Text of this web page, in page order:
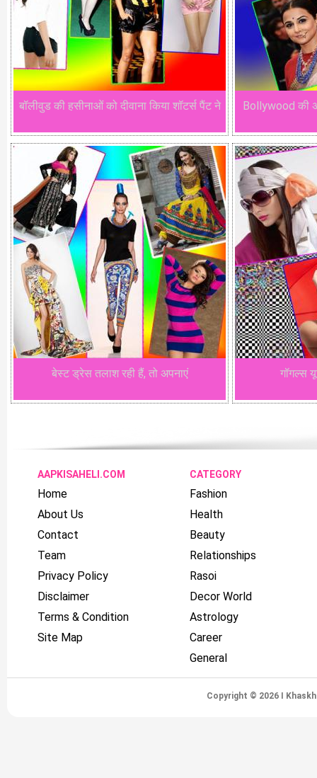
बॉलीवुड की हसीनाओं को दीवाना किया शॉटर्स पैंट ने Bollywood की
बेस्ट ड्रेस तलाश रही हैं, तो अपनाएं गॉगल्स
AAPKISAHELI.COM
Home
About Us
Contact
Team
Privacy Policy
Disclaimer
Terms & Condition
Site Map
CATEGORY
Fashion
Health
Beauty
Relationships
Rasoi
Decor World
Astrology
Career
General
Copyright © 2026 I